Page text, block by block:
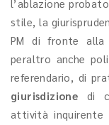
l’ablazione
stile, la
PM di fronte alla
peraltro anche
referendario, di
giurisdizione di
attività inquirente